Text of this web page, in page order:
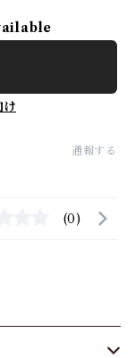
け
通報する
(0)